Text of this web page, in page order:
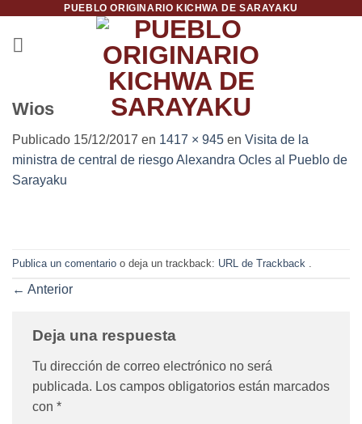
contenido
PUEBLO ORIGINARIO KICHWA DE SARAYAKU
Wios
Publicado 15/12/2017 en 1417 × 945 en Visita de la
ministra de central de riesgo Alexandra Ocles al Pueblo de
Sarayaku
Publica un comentario o deja un trackback: URL de Trackback
← Anterior
Deja una respuesta
Tu dirección de correo electrónico no será
publicada. Los campos obligatorios están marcados
con *